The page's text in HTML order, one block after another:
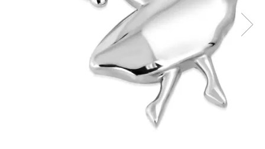
Bijuterii argint placat cu aur
Bijuterii argint cu diverse
Bijuterii argint cu murano